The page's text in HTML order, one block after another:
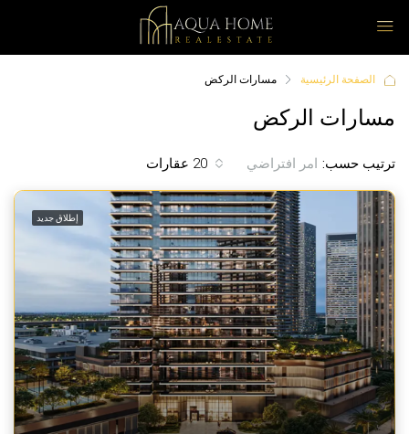
الصفحة الرئيسية مسارات الركض
مسارات الركض
20 عقارات ترتيب حسب: امر افتراضي
إطلاق جديد